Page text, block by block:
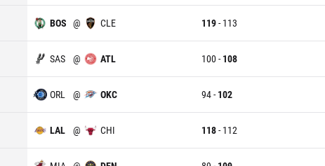
BOS @ CLE 119- 113
SAS @ ATL 100- 108
ORL @ OKC 94- 102
LAL @ CHI 118- 112